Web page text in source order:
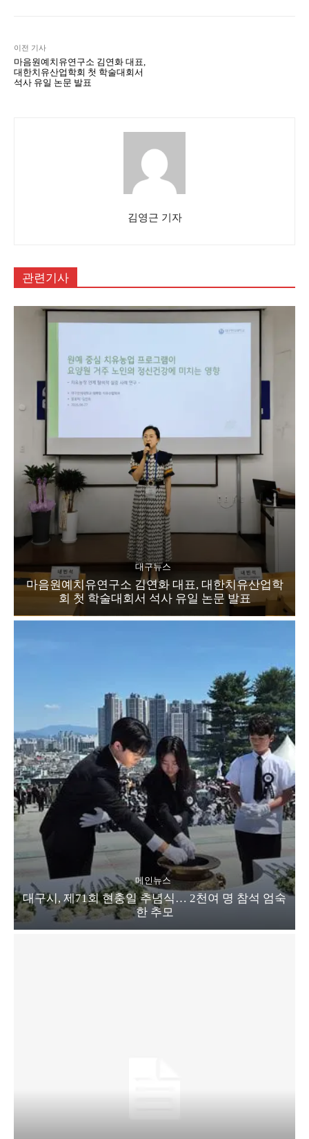
이전 기사
마음원예치유연구소 김연화 대표,
대한치유산업학회 첫 학술대회서
석사 유일 논문 발표
김영근 기자
관련기사
대구뉴스
마음원예치유연구소 김연화 대표, 대한치유산업학
회 첫 학술대회서 석사 유일 논문 발표
메인뉴스
대구시, 제71회 현충일 추념식… 2천여 명 참석 엄숙
한 추모